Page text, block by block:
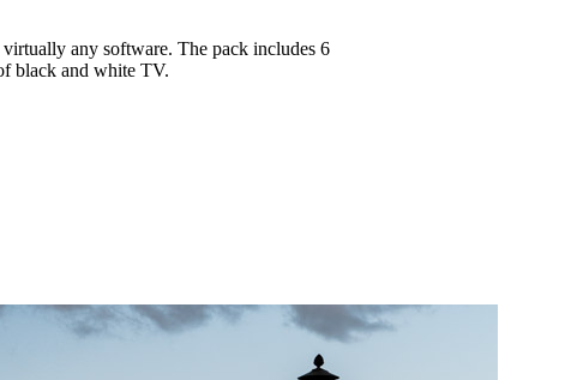
any software. The pack includes 6
black and white TV.